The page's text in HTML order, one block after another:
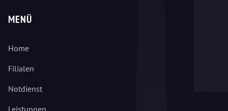
MENÜ
Home
Filialen
Notdienst